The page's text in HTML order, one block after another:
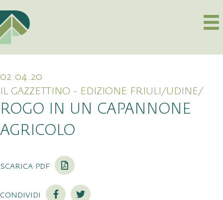
02.04.20
IL GAZZETTINO - EDIZIONE FRIULI/UDINE/
ROGO IN UN CAPANNONE
AGRICOLO
scarica pdf
condividi